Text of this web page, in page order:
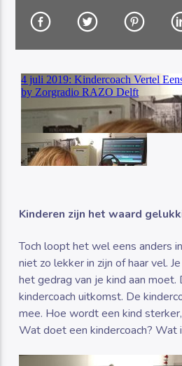
Luister RAZO online
Kinderen zijn het waard
Toch loopt het wel eens anders
niet zo lekker in zijn of haar vel.
het gedrag van je kind aan moet.
kindercoach uitkomst. De
mee. Hoe wordt een kind
Wat doet een kindercoach? Wat